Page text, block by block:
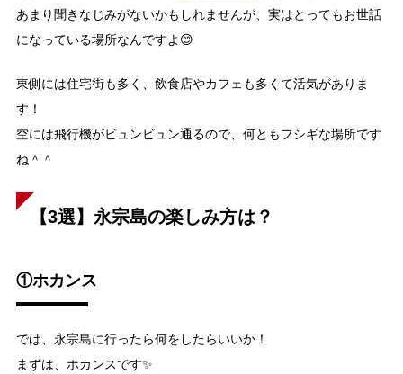
あまり聞きなじみがないかもしれませんが、実はとってもお世話
になっている場所なんですよ😊
東側には住宅街も多く、飲食店やカフェも多くて活気がありま
す！
空には飛行機がビュンビュン通るので、何ともフシギな場所です
ね＾＾
【3選】永宗島の楽しみ方は？
①ホカンス
では、永宗島に行ったら何をしたらいいか！
まずは、ホカンスです✨